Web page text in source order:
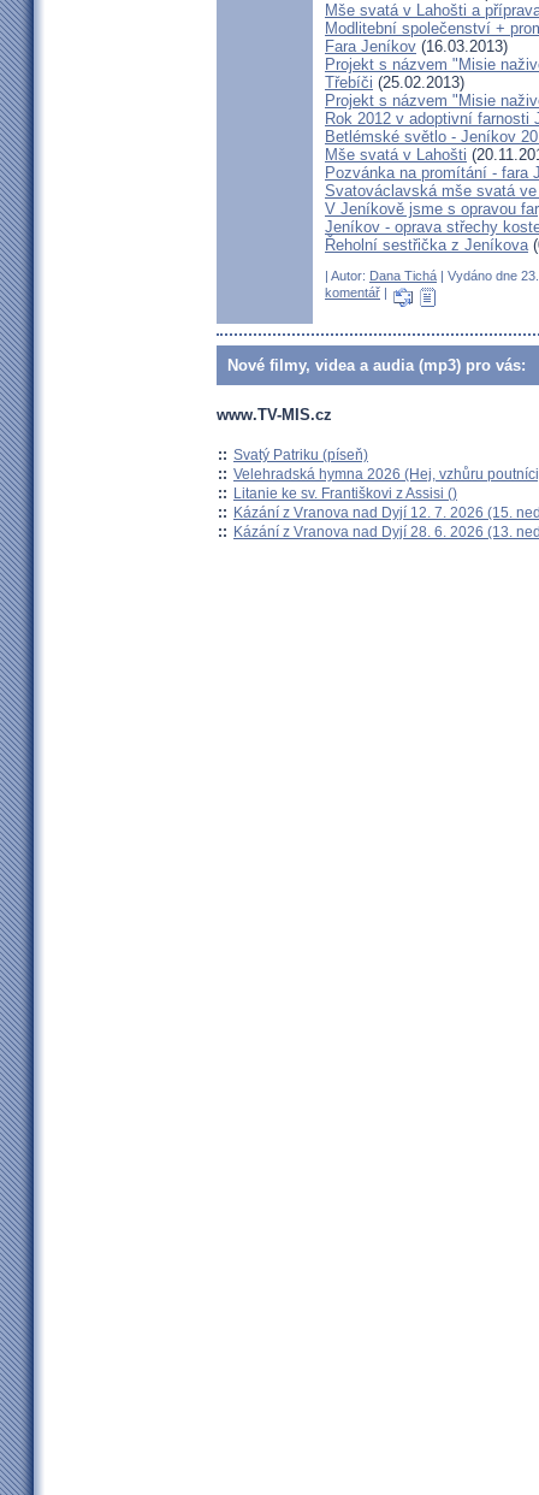
Mše svatá v Lahošti a
Modlitební společenství +
Fara Jeníkov (16.03.2013)
Projekt s názvem "Misie
Třebíči (25.02.2013)
Projekt s názvem "Misie
Rok 2012 v adoptivní farnosti
Betlémské světlo - Jeníkov
Mše svatá v Lahošti
Pozvánka na promítání - fara
Svatováclavská mše svatá
V Jeníkově jsme s opravou
Jeníkov - oprava střechy
Řeholní sestřička z Jeníkova
| Autor: Dana Tichá | Vydáno dne
komentář |
Nové filmy, videa a audia (mp3) pro vás:
www.TV-MIS.cz
:: Svatý Patriku (píseň)
:: Velehradská hymna 2026 (Hej, vzhůru
:: Litanie ke sv. Františkovi z Assisi ()
:: Kázání z Vranova nad Dyjí 12. 7. 2026 (15.
:: Kázání z Vranova nad Dyjí 28. 6. 2026 (13.